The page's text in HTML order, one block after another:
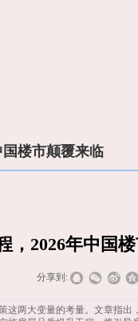
楼市颠覆来临
，2026年中国
分享到:
两大变量的考量。文章指